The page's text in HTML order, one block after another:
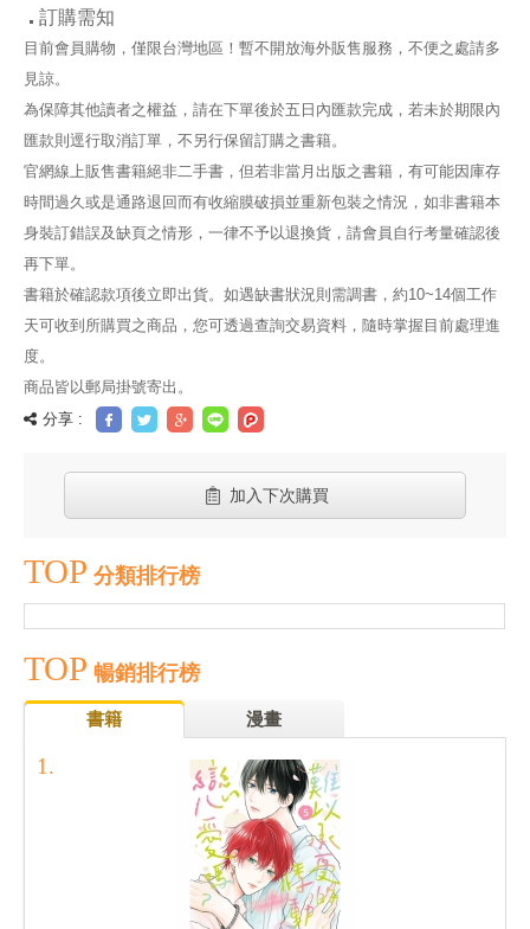
訂購需知
目前會員購物，僅限台灣地區！暫不開放海外販售服務，不便之處請多
見諒。
為保障其他讀者之權益，請在下單後於五日內匯款完成，若未於期限內
匯款則逕行取消訂單，不另行保留訂購之書籍。
官網線上販售書籍絕非二手書，但若非當月出版之書籍，有可能因庫存
時間過久或是通路退回而有收縮膜破損並重新包裝之情況，如非書籍本
身裝訂錯誤及缺頁之情形，一律不予以退換貨，請會員自行考量確認後
再下單。
書籍於確認款項後立即出貨。如遇缺書狀況則需調書，約10~14個工作
天可收到所購買之商品，您可透過查詢交易資料，隨時掌握目前處理進
度。
商品皆以郵局掛號寄出。
分享 :
加入下次購買
TOP 分類排行榜
TOP 暢銷排行榜
書籍 漫畫